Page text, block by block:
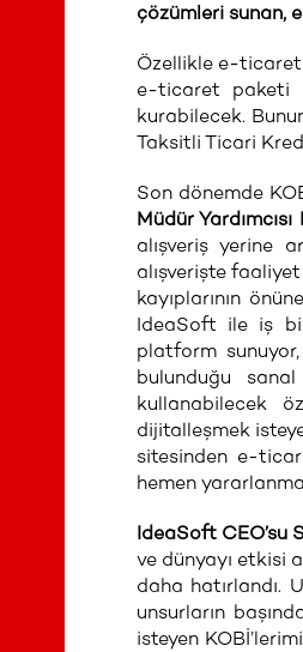
çözümleri sunan,
Özellikle e-ticaret
e-ticaret paketi
kurabilecek.
Taksitli Ticari
Son dönemde
Müdür
alışveriş yerine
alışverişte
kayıplarının
IdeaSoft ile iş
platform
bulunduğu
kullanabilecek
dijitalleşmek
sitesinden e-
hemen
IdeaSoft CEO’su
ve dünyayı etkisi
daha hatırlandı.
unsurların
isteyen